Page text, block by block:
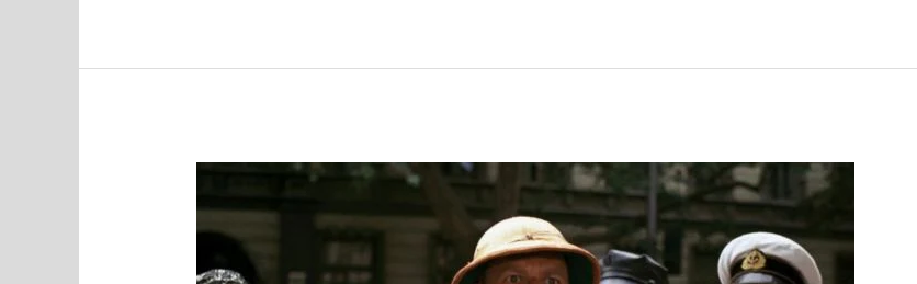
MEEDIAVALVUR:
lääne
keelatud